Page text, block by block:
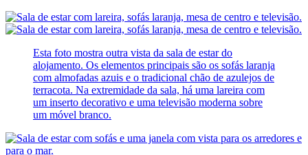
Esta foto mostra outra vista da sala de estar do
alojamento. Os elementos principais são os sofás laranja
com almofadas azuis e o tradicional chão de azulejos de
terracota. Na extremidade da sala, há uma lareira com
um inserto decorativo e uma televisão moderna sobre
um móvel branco.